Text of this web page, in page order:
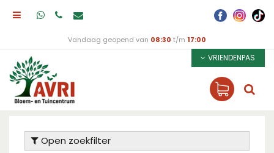
Vandaag geopend van 08:30 t/m 17:00
VRIENDENPAS
Open zoekfilter